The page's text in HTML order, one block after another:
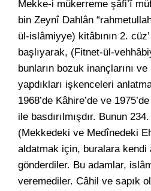
Mekke-i mükerreme şâfi’î
bin Zeynî Dahlân
ül-islâmiyye) kitâbının 2.
başlıyarak, (Fitnet-ül-
bunların bozuk inançlarını
yapdıkları işkenceleri
1968’de Kâhire’de ve
ile basdırılmışdır. Bunun
(Mekkedeki ve Medînedeki
aldatmak için, buralara kendi
gönderdiler. Bu adamlar,
veremediler. Câhil ve sapık